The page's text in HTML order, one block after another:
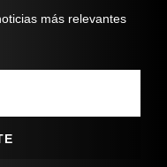
más relevantes